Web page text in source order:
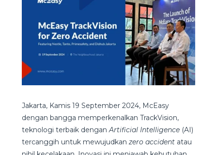
Jakarta, Kamis 19 September 2024, McEasy
dengan bangga memperkenalkan TrackVision,
teknologi terbaik dengan Artificial Intelligence(AI)
tercanggih untuk mewujudkan zero accident atau